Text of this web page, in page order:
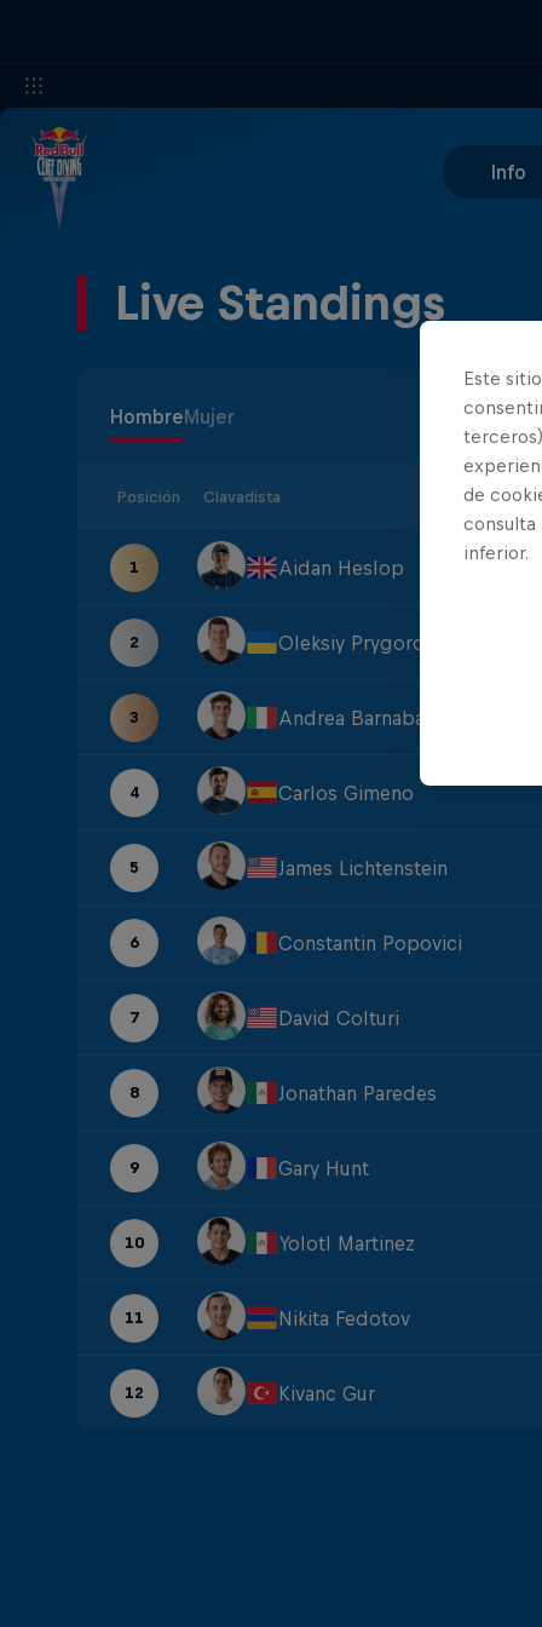
Info
Live Standings
HombreMujer
Posición Clavadista
1 Aidan Heslop
2 Oleksiy Prygorov
3 Andrea Barnaba
4 Carlos Gimeno
5 James Lichtenstein
6 Constantin Popovici
7 David Colturi
8 Jonathan Paredes
9 Gary Hunt
10 Yolotl Martinez
11 Nikita Fedotov
12 Kivanc Gur
Este
de
consulta
inferior.